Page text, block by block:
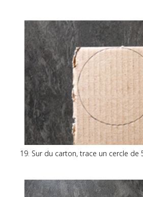
19. Sur du carton, trace un cercle de